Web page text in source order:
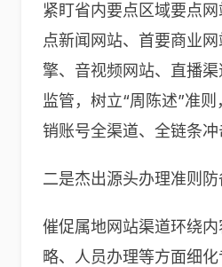
紧盯省内要点区域要点
点新闻网站、首要商业网
擎、音视频网站、直播
监管，树立“周陈述”准
销账号全渠道、全链条冲
二是杰出源头办理准则防
催促属地网站渠道环绕
略、人员办理等方面细